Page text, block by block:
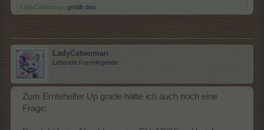
LadyCatwoman gefällt dies.
LadyCatwoman
Lebende Forenlegende
Zum Erntehelfer Up grade hätte ich auch noch eine
Frage: